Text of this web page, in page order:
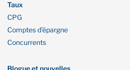
Taux
CPG
Comptes d’épargne
Concurrents
Blogue et nouvelles